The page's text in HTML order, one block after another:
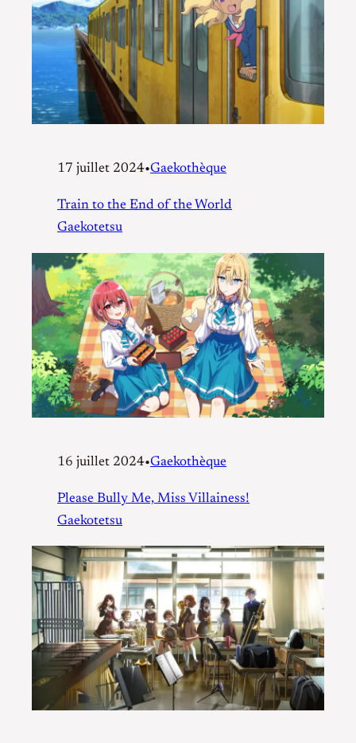
17 juillet 2024•Gaekothèque
Train to the End of the World
Gaekotetsu
16 juillet 2024•Gaekothèque
Please Bully Me, Miss Villainess!
Gaekotetsu